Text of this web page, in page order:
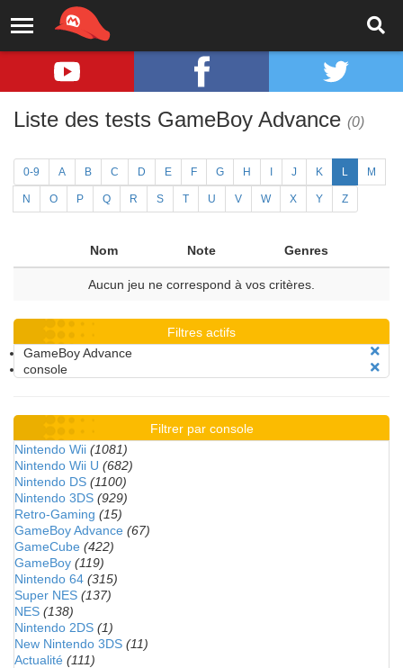
Liste des tests GameBoy Advance (0)
0-9 A B C D E F G H J K L M
N O P Q R S T U V W X Y Z
Nom Note Genres
Aucun jeu ne correspond à vos critères.
Filtres actifs
GameBoy Advance
console
Filtrer par console
Nintendo Wii (1081)
Nintendo Wii U (682)
Nintendo DS (1100)
Nintendo 3DS (929)
Retro-Gaming (15)
GameBoy Advance (67)
GameCube (422)
GameBoy (119)
Nintendo 64 (315)
Super NES (137)
NES (138)
Nintendo 2DS (1)
New Nintendo 3DS (11)
Actualité (111)